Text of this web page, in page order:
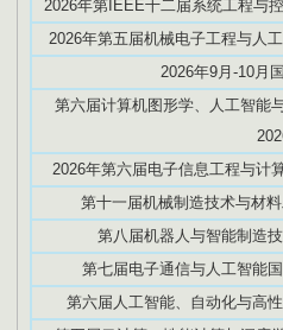
2026年第IEEE十二届系统工程与
2026年第五届机械电子工程与人
2026年9月-10月
第六届计算机图形学、人工智能
2026年第六届电子信息工程与计
第十一届机械制造技术与材
第八届机器人与智能制造
第七届电子通信与人工智能
第六届人工智能、自动化与高